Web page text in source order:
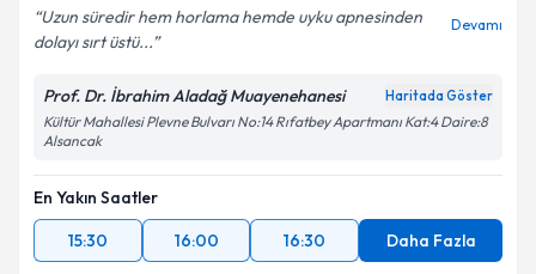
Uzun süredir hem horlama hemde uyku apnesinden
dolayı sırt üstü...
Devamı
Prof. Dr. İbrahim Aladağ Muayenehanesi Haritada Göster
Kültür Mahallesi Plevne Bulvarı No:14 Rıfatbey Apartmanı Kat:4 Daire:8
Alsancak
En Yakın Saatler
15:30
16:00 16:30 Daha Fazla